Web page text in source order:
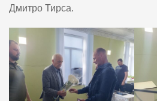
Дмитро Тирса.